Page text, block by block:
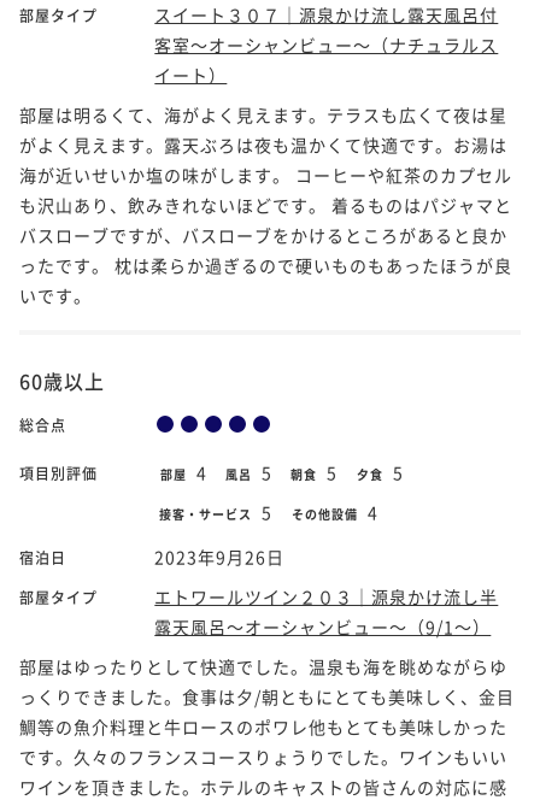
部屋タイプ
スイート３０７｜源泉かけ流し露天風呂付
客室～オーシャンビュー～（ナチュラルス
イート）
部屋は明るくて、海がよく見えます。テラスも広くて夜は星
がよく見えます。露天ぶろは夜も温かくて快適です。お湯は
海が近いせいか塩の味がします。 コーヒーや紅茶のカプセル
も沢山あり、飲みきれないほどです。 着るものはパジャマと
バスローブですが、バスローブをかけるところがあると良か
ったです。 枕は柔らか過ぎるので硬いものもあったほうが良
いです。
60歳以上
総合点
項目別評価 部屋 4 風呂 5 朝食 5 夕食 5
接客・サービス 5 その他設備 4
宿泊日 2023年9月26日
部屋タイプ
エトワールツイン２０３｜源泉かけ流し半
露天風呂～オーシャンビュー～（9/1～）
部屋はゆったりとして快適でした。温泉も海を眺めながらゆ
っくりできました。食事は夕/朝ともにとても美味しく、金目
鯛等の魚介料理と牛ロースのポワレ他もとても美味しかった
です。久々のフランスコースりょうりでした。ワインもいい
ワインを頂きました。ホテルのキャストの皆さんの対応に感